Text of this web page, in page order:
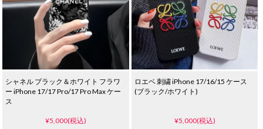
シャネル ブラック＆ホワイト フラワ
ー iPhone 17/17 Pro/17 Pro Max ケー
ス
¥5,000(税込)
ロエベ 刺繍 iPhone 17/16/15 ケース
(ブラック/ホワイト)
¥5,000(税込)